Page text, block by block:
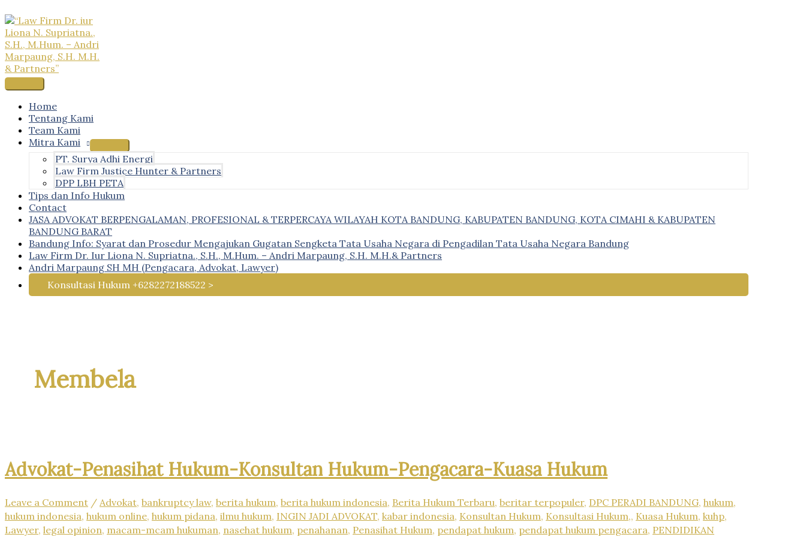
to
content
Main
Menu
Home
Tentang Kami
Team Kami
Mitra Kami
PT. Surya Adhi Energi
Law Firm Justice Hunter & Partners
DPP LBH PETA
Tips dan Info Hukum
Contact
JASA ADVOKAT BERPENGALAMAN, PROFESIONAL & TERPERCAYA WILAYAH KOTA BANDUNG, KABUPATEN BANDUNG, KOTA CIMAHI & KABUPATEN
BANDUNG BARAT
Bandung Info: Syarat dan Prosedur Mengajukan Gugatan Sengketa Tata Usaha Negara di Pengadilan Tata Usaha Negara Bandung
Law Firm Dr. Iur Liona N. Supriatna., S.H., M.Hum. – Andri Marpaung, S.H. M.H.& Partners
Andri Marpaung SH MH (Pengacara, Advokat, Lawyer)
Konsultasi Hukum +6282272188522 >
Membela
Advokat-Penasihat Hukum-Konsultan Hukum-Pengacara-Kuasa Hukum
Leave a Comment / Advokat, bankruptcy law, berita hukum, berita hukum indonesia, Berita Hukum Terbaru, beritar terpopuler, DPC PERADI BANDUNG, hukum,
hukum indonesia, hukum online, hukum pidana, ilmu hukum, INGIN JADI ADVOKAT, kabar indonesia, Konsultan Hukum, Konsultasi Hukum,, Kuasa Hukum, kuhp,
Lawyer, legal opinion, macam-mcam hukuman, nasehat hukum, penahanan, Penasihat Hukum, pendapat hukum, pendapat hukum pengacara, PENDIDIKAN